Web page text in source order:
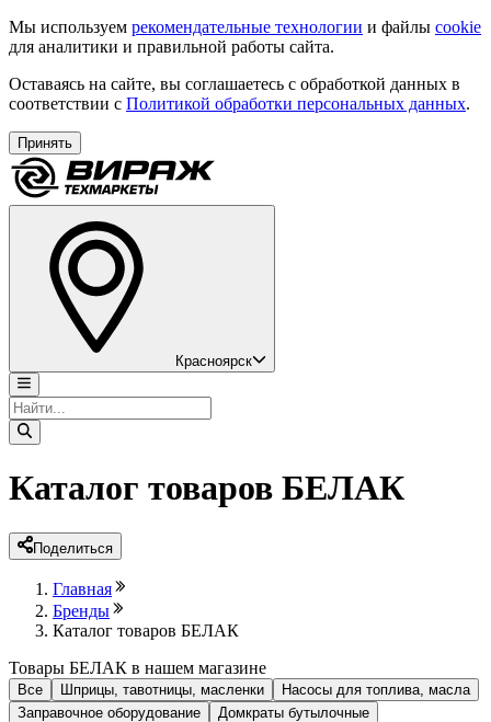
Мы используем рекомендательные технологии и файлы cookie
для аналитики и правильной работы сайта.
Оставаясь на сайте, вы соглашаетесь с обработкой данных в
соответствии с Политикой обработки персональных данных.
Принять
Красноярск
Каталог товаров БЕЛАК
Поделиться
Главная
Бренды
Каталог товаров БЕЛАК
Товары БЕЛАК в нашем магазине
Все Шприцы, тавотницы, масленки
Насосы для топлива, масла
Заправочное оборудование
Домкраты бутылочные